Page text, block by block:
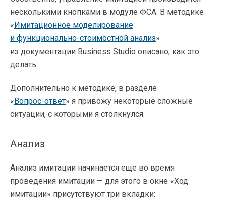
несколькими кнопками в модуле ФСА. В методике
« Имитационное моделирование
и функционально-стоимостной анализ»
из документации Business Studio описано, как это
делать.
Дополнительно к методике, в разделе
« Вопрос-ответ» я привожу некоторые сложные
ситуации, с которыми я столкнулся.
Анализ
Анализ имитации начинается еще во время
проведения имитации — для этого в окне «Ход
имитации» присутствуют три вкладки: